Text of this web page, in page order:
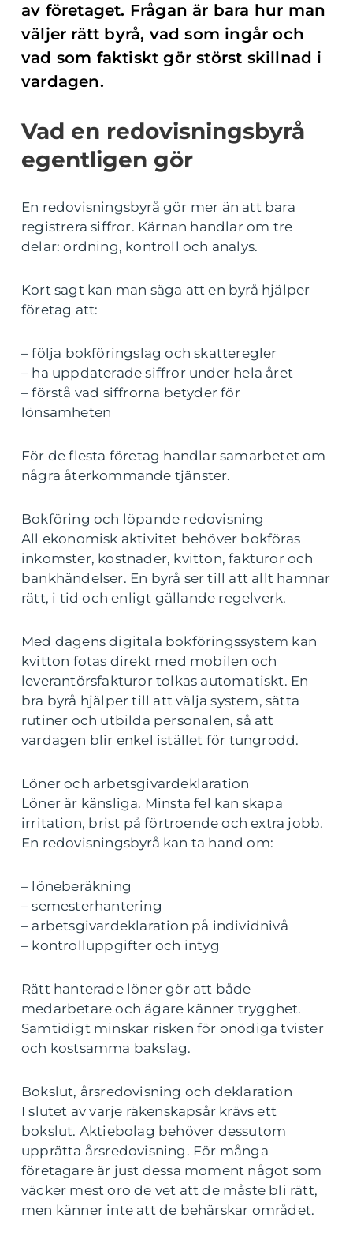
av företaget. Frågan är bara hur man
väljer rätt byrå, vad som ingår och
vad som faktiskt gör störst skillnad i
vardagen.
Vad en redovisningsbyrå
egentligen gör
En redovisningsbyrå gör mer än att bara
registrera siffror. Kärnan handlar om tre
delar: ordning, kontroll och analys.
Kort sagt kan man säga att en byrå hjälper
företag att:
– följa bokföringslag och skatteregler
– ha uppdaterade siffror under hela året
– förstå vad siffrorna betyder för
lönsamheten
För de flesta företag handlar samarbetet om
några återkommande tjänster.
Bokföring och löpande redovisning
All ekonomisk aktivitet behöver bokföras
inkomster, kostnader, kvitton, fakturor och
bankhändelser. En byrå ser till att allt hamnar
rätt, i tid och enligt gällande regelverk.
Med dagens digitala bokföringssystem kan
kvitton fotas direkt med mobilen och
leverantörsfakturor tolkas automatiskt. En
bra byrå hjälper till att välja system, sätta
rutiner och utbilda personalen, så att
vardagen blir enkel istället för tungrodd.
Löner och arbetsgivardeklaration
Löner är känsliga. Minsta fel kan skapa
irritation, brist på förtroende och extra jobb.
En redovisningsbyrå kan ta hand om:
– löneberäkning
– semesterhantering
– arbetsgivardeklaration på individnivå
– kontrolluppgifter och intyg
Rätt hanterade löner gör att både
medarbetare och ägare känner trygghet.
Samtidigt minskar risken för onödiga tvister
och kostsamma bakslag.
Bokslut, årsredovisning och deklaration
I slutet av varje räkenskapsår krävs ett
bokslut. Aktiebolag behöver dessutom
upprätta årsredovisning. För många
företagare är just dessa moment något som
väcker mest oro de vet att de måste bli rätt,
men känner inte att de behärskar området.